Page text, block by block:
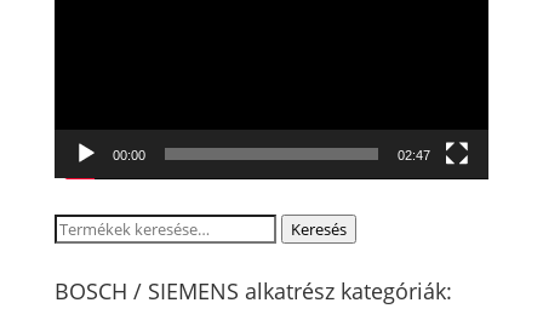
00:00 02:47
Keresés
következőre:
Keresés
BOSCH / SIEMENS alkatrész kategóriák: